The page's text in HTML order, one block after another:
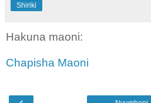
Shiriki
Hakuna maoni:
Chapisha Maoni